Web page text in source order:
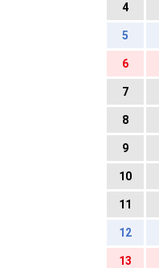
4
5
6
7
8
9
10
11
12
13